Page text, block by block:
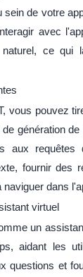
sein de votre
avec
naturel, ce qui
vous pouvez
génération
aux
fournir des
dans
virtuel
un
aidant les
questions et